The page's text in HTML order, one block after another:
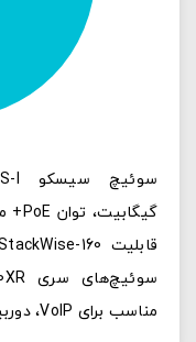
مناسب برای VoIP، دوربین IP و اکسس‌پوینت‌های پرمصرف.